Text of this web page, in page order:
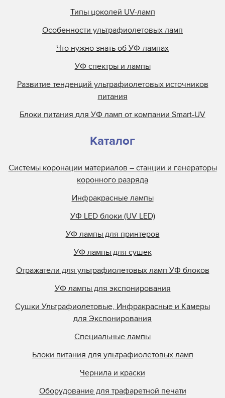
Типы цоколей UV-ламп
Особенности ультрафиолетовых ламп
Что нужно знать об УФ-лампах
УФ спектры и лампы
Развитие тенденций ультрафиолетовых источников
питания
Блоки питания для УФ ламп от компании Smart-UV
Каталог
Системы коронации материалов – станции и генераторы
коронного разряда
Инфракрасные лампы
УФ LED блоки (UV LED)
УФ лампы для принтеров
УФ лампы для сушек
Отражатели для ультрафиолетовых ламп УФ блоков
УФ лампы для экспонирования
Сушки Ультрафиолетовые, Инфракрасные и Камеры
для Экспонирования
Специальные лампы
Блоки питания для ультрафиолетовых ламп
Чернила и краски
Оборудование для трафаретной печати